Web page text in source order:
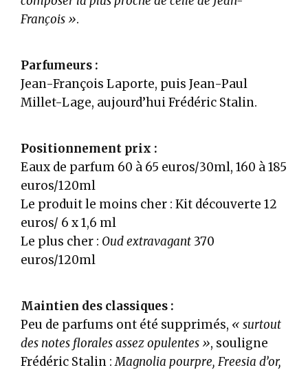
François ».
Parfumeurs :
Jean-François Laporte, puis Jean-Paul
Millet-Lage, aujourd’hui Frédéric Stalin.
Positionnement prix :
Eaux de parfum 60 à 65 euros/30ml, 160 à 185
euros/120ml
Le produit le moins cher : Kit découverte 12
euros/ 6 x 1,6 ml
Le plus cher : Oud extravagant 370
euros/120ml
Maintien des classiques :
Peu de parfums ont été supprimés, « surtout
des notes florales assez opulentes », souligne
Frédéric Stalin :Magnolia pourpre, Freesia d’or,